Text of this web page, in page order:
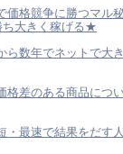
格競争に勝つマル
ち大きく稼げる★
数年でネットで大
差のある商品につ
最速で結果をだす